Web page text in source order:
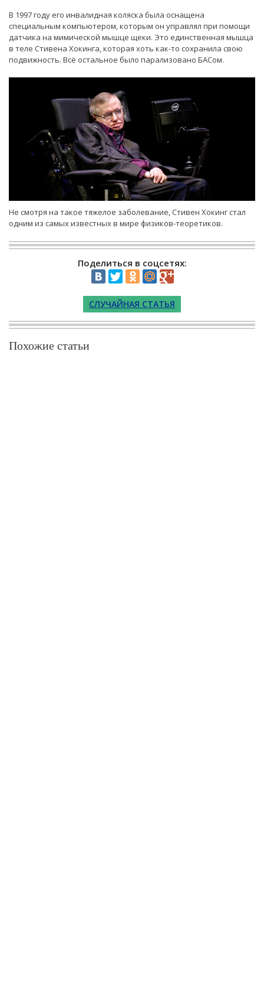
В 1997 году его инвалидная коляска была оснащена
специальным компьютером, которым он управлял при помощи
датчика на мимической мышце щеки. Это единственная мышца
в теле Стивена Хокинга, которая хоть как-то сохранила свою
подвижность. Всё остальное было парализовано БАСом.
Не смотря на такое тяжелое заболевание, Стивен Хокинг стал
одним из самых известных в мире физиков-теоретиков.
Поделиться в соцсетях:
СЛУЧАЙНАЯ СТАТЬЯ
Похожие статьи